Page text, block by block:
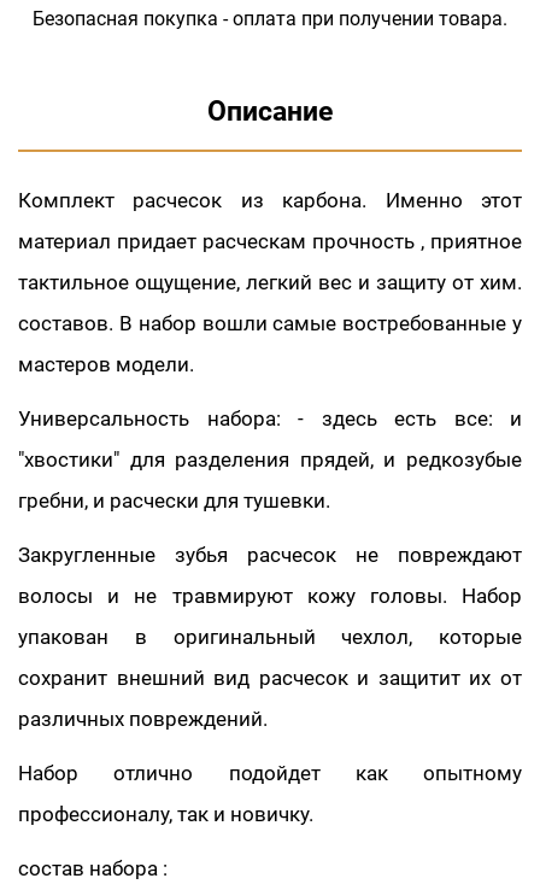
Безопасная покупка - оплата при получении товара.
Описание
Комплект расчесок из карбона. Именно этот
материал придает расческам прочность , приятное
тактильное ощущение, легкий вес и защиту от хим.
составов. В набор вошли самые востребованные у
мастеров модели.
Универсальность набора: - здесь есть все: и
"хвостики" для разделения прядей, и редкозубые
гребни, и расчески для тушевки.
Закругленные зубья расчесок не повреждают
волосы и не травмируют кожу головы. Набор
упакован в оригинальный чехлол, которые
сохранит внешний вид расчесок и защитит их от
различных повреждений.
Набор отлично подойдет как опытному
профессионалу, так и новичку.
состав набора :